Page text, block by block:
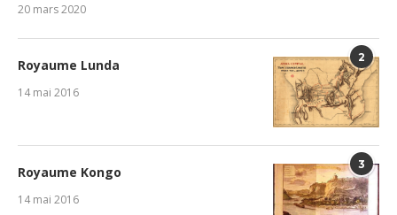
20 mars 2020
2
Royaume Lunda
14 mai 2016
3
Royaume Kongo
14 mai 2016